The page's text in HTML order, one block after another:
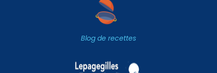
Blog de recettes